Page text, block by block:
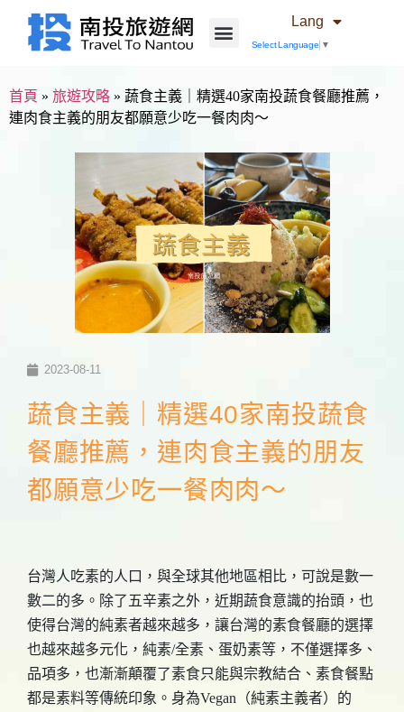
Lang
Select Language ▼
首頁 » 旅遊攻略 » 蔬食主義｜精選40家南投蔬食餐廳推薦，
連肉食主義的朋友都願意少吃一餐肉肉～
2023-08-11
蔬食主義｜精選40家南投蔬食
餐廳推薦，連肉食主義的朋友
都願意少吃一餐肉肉～
台灣人吃素的人口，與全球其他地區相比，可說是數一
數二的多。除了五辛素之外，近期蔬食意識的抬頭，也
使得台灣的純素者越來越多，讓台灣的素食餐廳的選擇
也越來越多元化，純素/全素、蛋奶素等，不僅選擇多、
品項多，也漸漸顛覆了素食只能與宗教結合、素食餐點
都是素料等傳統印象。身為Vegan（純素主義者）的